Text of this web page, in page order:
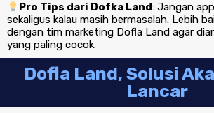
Pro Tips dari Dofka Land: Jangan
sekaligus kalau masih bermasalah. Lebih
dengan tim marketing Dofla Land agar
yang paling cocok.
Dofla Land, Solusi
Lancar